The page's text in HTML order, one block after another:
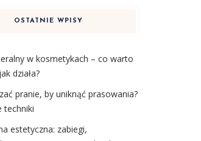
OSTATNIE WPISY
w kosmetykach – co warto
działa?
pranie, by uniknąć prasowania?
techniki
estetyczna: zabiegi,